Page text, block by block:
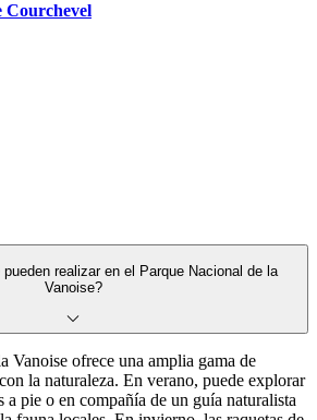
Courchevel
realizar en el Parque Nacional de la
Vanoise?
Vanoise ofrece una amplia gama de
la naturaleza. En verano, puede explorar
a pie o en compañía de un guía naturalista